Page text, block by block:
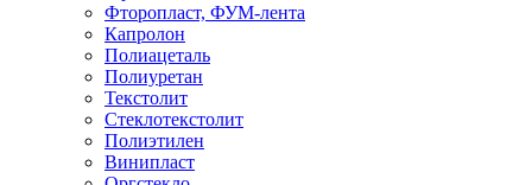
Фторопласт, ФУМ-лента
Капролон
Полиацеталь
Полиуретан
Текстолит
Стеклотекстолит
Полиэтилен
Винипласт